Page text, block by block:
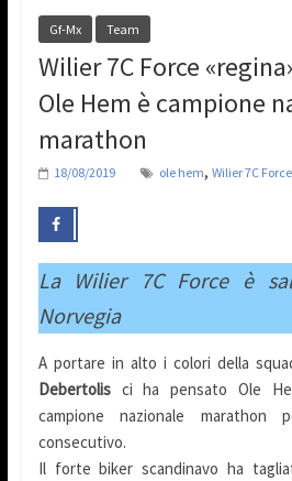
Gf-Mx Team
Wilier 7C Force
Ole Hem è campione
marathon
18/08/2019 ole hem, Wilier 7C Force
La Wilier 7C Force è
Norvegia
A portare in alto i colori della
Debertolisci ha pensato Ole
campione nazionale
consecutivo.
Il forte biker scandinavo ha